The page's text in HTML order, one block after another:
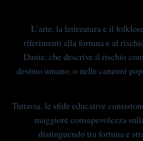
L’arte, la letteratura e il
riferimenti alla fortuna e al
Dante, che descrive il rischio
destino umano, o nelle canzoni
Tuttavia, le sfide educative
maggiore consapevolezza
distinguendo tra fortuna e